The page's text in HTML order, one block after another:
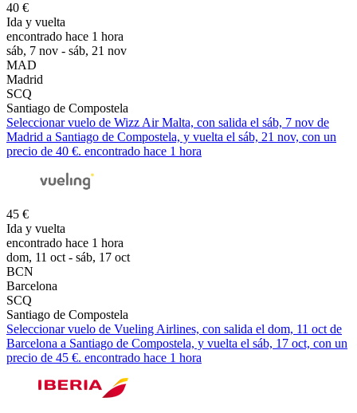
40 €
Ida y vuelta
encontrado hace 1 hora
sáb, 7 nov - sáb, 21 nov
MAD
Madrid
SCQ
Santiago de Compostela
Seleccionar vuelo de Wizz Air Malta, con salida el sáb, 7 nov de
Madrid a Santiago de Compostela, y vuelta el sáb, 21 nov, con un
precio de 40 €. encontrado hace 1 hora
45 €
Ida y vuelta
encontrado hace 1 hora
dom, 11 oct - sáb, 17 oct
BCN
Barcelona
SCQ
Santiago de Compostela
Seleccionar vuelo de Vueling Airlines, con salida el dom, 11 oct de
Barcelona a Santiago de Compostela, y vuelta el sáb, 17 oct, con un
precio de 45 €. encontrado hace 1 hora